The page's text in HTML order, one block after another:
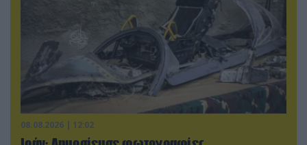
08.08.2026 | 12:02